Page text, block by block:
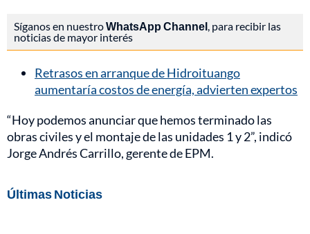
Síganos en nuestroWhatsApp Channel , para recibir las
noticias de mayor interés
Retrasos en arranque de Hidroituango
aumentaría costos de energía, advierten expertos
“Hoy podemos anunciar que hemos terminado las
obras civiles y el montaje de las unidades 1 y 2”, indicó
Jorge Andrés Carrillo, gerente de EPM.
Últimas Noticias